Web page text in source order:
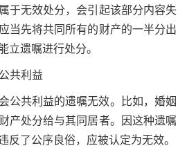
于无效处分，会引起该部分内容失
当先将共同所有的财产的一半分出
立遗嘱进行处分。
共利益
公共利益的遗嘱无效。比如，婚姻
产处分给与其同居者。因这种遗嘱
反了公序良俗，应被认定为无效。